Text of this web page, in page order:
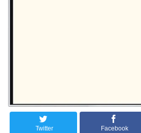
Twitter Facebook